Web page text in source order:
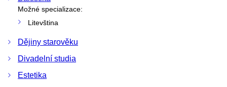
Možné specializace:
Litevština
Dějiny starověku
Divadelní studia
Estetika